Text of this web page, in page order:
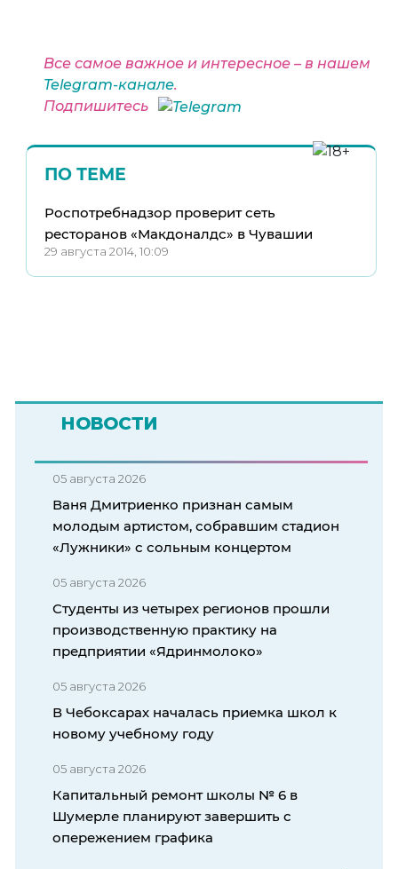
Все самое важное и интересное – в нашем
Telegram-канале.
Подпишитесь
ПО ТЕМЕ
Роспотребнадзор проверит сеть
ресторанов «Макдоналдс» в Чувашии
29 августа 2014, 10:09
НОВОСТИ
05 августа 2026
Ваня Дмитриенко признан самым
молодым артистом, собравшим стадион
«Лужники» с сольным концертом
05 августа 2026
Студенты из четырех регионов прошли
производственную практику на
предприятии «Ядринмолоко»
05 августа 2026
В Чебоксарах началась приемка школ к
новому учебному году
05 августа 2026
Капитальный ремонт школы № 6 в
Шумерле планируют завершить с
опережением графика